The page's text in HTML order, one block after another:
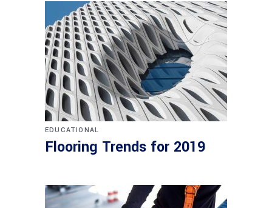
EDUCATIONAL
Flooring Trends for 2019